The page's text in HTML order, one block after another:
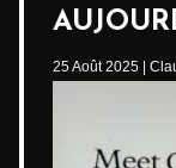
25 Août 2025